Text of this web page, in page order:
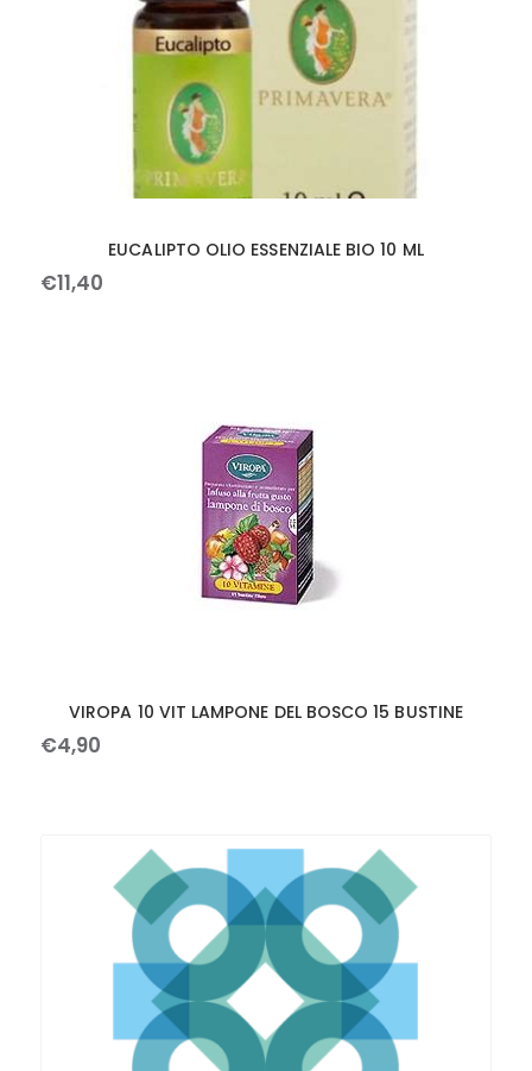
EUCALIPTO OLIO ESSENZIALE BIO 10 ML
€11,40
VIROPA 10 VIT LAMPONE DEL BOSCO 15 BUSTINE
€4,90